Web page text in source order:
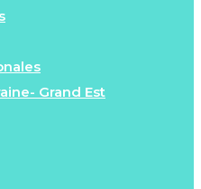
Grand Est